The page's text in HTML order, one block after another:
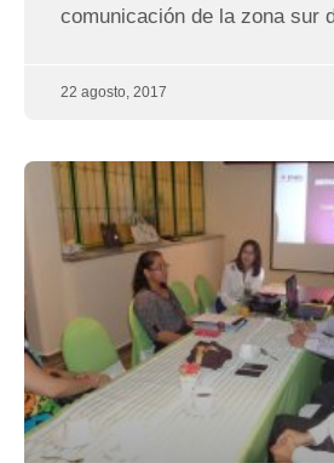
comunicación de la zona sur
22 agosto, 2017